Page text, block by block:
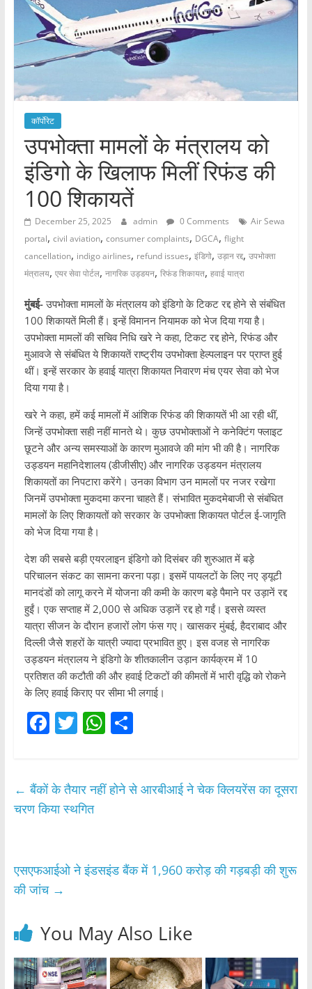
कॉर्पोरेट
उपभोक्ता मामलों के मंत्रालय को
इंडिगो के खिलाफ मिलीं रिफंड की
100 शिकायतें
December 25, 2025 admin 0 Comments
Air Sewa
portal, civil aviation, consumer complaints, DGCA, flight
cancellation, indigo airlines, refund issues, इंडिगो, उड़ान रद्द, उपभोक्ता
मंत्रालय, एयर सेवा पोर्टल, नागरिक उड्डयन, रिफंड शिकायत, हवाई यात्रा
मुंबई-उपभोक्ता मामलों के मंत्रालय को इंडिगो के टिकट रद्द होने से संबंधित
100 शिकायतें मिली हैं। इन्हें विमानन नियामक को भेज दिया गया है।
उपभोक्ता मामलों की सचिव निधि खरे ने कहा, टिकट रद्द होने, रिफंड और
मुआवजे से संबंधित ये शिकायतें राष्ट्रीय उपभोक्ता हेल्पलाइन पर प्राप्त हुई
थीं। इन्हें सरकार के हवाई यात्रा शिकायत निवारण मंच एयर सेवा को भेज
दिया गया है।
खरे ने कहा, हमें कई मामलों में आंशिक रिफंड की शिकायतें भी आ रही थीं,
जिन्हें उपभोक्ता सही नहीं मानते थे। कुछ उपभोक्ताओं ने कनेक्टिंग फ्लाइट
छूटने और अन्य समस्याओं के कारण मुआवजे की मांग भी की है। नागरिक
उड्डयन महानिदेशालय (डीजीसीए) और नागरिक उड्डयन मंत्रालय
शिकायतों का निपटारा करेंगे। उनका विभाग उन मामलों पर नजर रखेगा
जिनमें उपभोक्ता मुकदमा करना चाहते हैं। संभावित मुकदमेबाजी से संबंधित
मामलों के लिए शिकायतों को सरकार के उपभोक्ता शिकायत पोर्टल ई-जागृति
को भेज दिया गया है।
देश की सबसे बड़ी एयरलाइन इंडिगो को दिसंबर की शुरुआत में बड़े
परिचालन संकट का सामना करना पड़ा। इसमें पायलटों के लिए नए ड्यूटी
मानदंडों को लागू करने में योजना की कमी के कारण बड़े पैमाने पर उड़ानें रद्द
हुईं। एक सप्ताह में 2,000 से अधिक उड़ानें रद्द हो गईं। इससे व्यस्त
यात्रा सीजन के दौरान हजारों लोग फंस गए। खासकर मुंबई, हैदराबाद और
दिल्ली जैसे शहरों के यात्री ज्यादा प्रभावित हुए। इस वजह से नागरिक
उड्डयन मंत्रालय ने इंडिगो के शीतकालीन उड़ान कार्यक्रम में 10
प्रतिशत की कटौती की और हवाई टिकटों की कीमतों में भारी वृद्धि को रोकने
के लिए हवाई किराए पर सीमा भी लगाई।
F
e
b
o
k
T
er
W
s
p
S
e
← बैंकों के तैयार नहीं होने से आरबीआई ने चेक क्लियरेंस का दूसरा
चरण किया स्थगित
एसएफआईओ ने इंडसइंड बैंक में 1,960 करोड़ की गड़बड़ी की शुरू
की जांच →
You May Also Like